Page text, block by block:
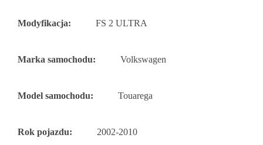
Modyfikacja: FS 2 ULTRA
Marka samochodu: Volkswagen
Model samochodu: Touarega
Rok pojazdu: 2002-2010